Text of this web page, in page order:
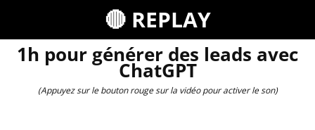
🔴 REPLAY
1h pour générer des leads avec
ChatGPT
(Appuyez sur le bouton rouge sur la vidéo pour activer le son)